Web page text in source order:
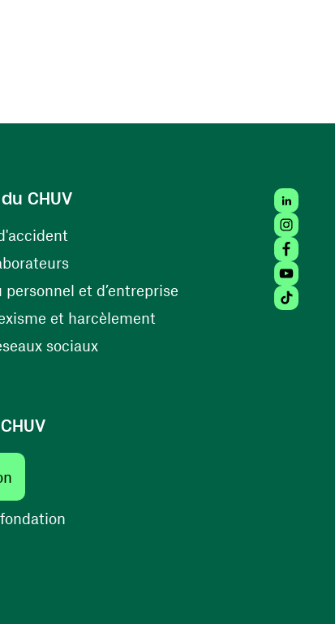
CHUV
(ouvre une nouvelle fenêtre)
(ouvre une nouvelle fenêtre)
et d’entreprise(ouvre une nouvelle
et harcèlement(ouvre une nouvelle
sociaux(ouvre une nouvelle fenêtre)
(ouvre une nouvelle fenêtre)
(ouvre une nouvelle fenêtre)
Tiktok